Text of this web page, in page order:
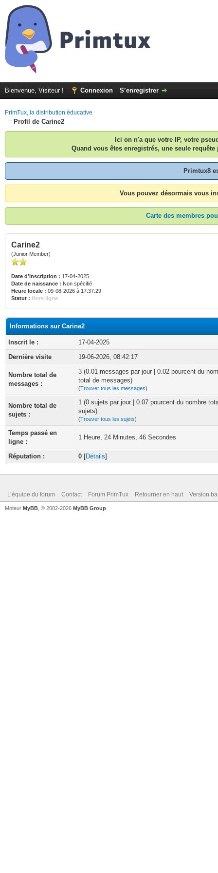
Bienvenue, Visiteur ! Connexion S’enregistrer
PrimTux, la distribution éducative
Profil de Carine2
Ici on n'a que votre IP, votre
Quand vous êtes enregistrés, une seule
Primtux8
Vous pouvez désormais vous
Carte des membres
Carine2
(Junior Member)
Date d’inscription : 17-04-2025
Date de naissance : Non spécifié
Heure locale : 09-08-2026 à 17:37:29
Statut : Hors ligne
Informations sur Carine2
Inscrit le :
17-04-2025
Dernière visite
19-06-2026, 08:42:17
Nombre total de
messages :
3 (0.01 messages par jour | 0.02 pourcent du
total de messages)
(Trouver tous les messages)
Nombre total de
sujets :
1 (0 sujets par jour | 0.07 pourcent du nombre
sujets)
(Trouver tous les sujets)
Temps passé en
ligne :
1 Heure, 24 Minutes, 46 Secondes
Réputation : 0 [Détails]
L’équipe du forum Contact Forum PrimTux Retourner en haut Version
Moteur MyBB , © 2002-2026 MyBB Group